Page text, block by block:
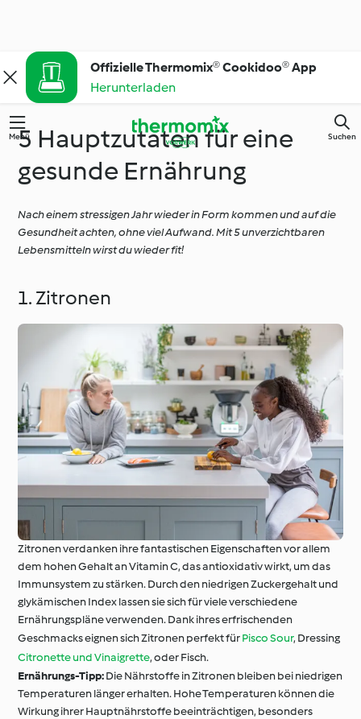
Offizielle Thermomix® Cookidoo® App
Herunterladen
Menü Suchen
5 Hauptzutaten für eine
gesunde Ernährung
Nach einem stressigen Jahr wieder in Form kommen und auf die
Gesundheit achten, ohne viel Aufwand. Mit 5 unverzichtbaren
Lebensmitteln wirst du wieder fit!
1. Zitronen
Zitronen verdanken ihre fantastischen Eigenschaften vor allem
dem hohen Gehalt an Vitamin C, das antioxidativ wirkt, um das
Immunsystem zu stärken. Durch den niedrigen Zuckergehalt und
glykämischen Index lassen sie sich für viele verschiedene
Ernährungspläne verwenden. Dank ihres erfrischenden
Geschmacks eignen sich Zitronen perfekt fürPisco Sour, Dressing
Citronette und Vinaigrette, oder Fisch.
Ernährungs-Tipp:Die Nährstoffe in Zitronen bleiben bei niedrigen
Temperaturen länger erhalten. Hohe Temperaturen können die
Wirkung ihrer Hauptnährstoffe beeinträchtigen, besonders